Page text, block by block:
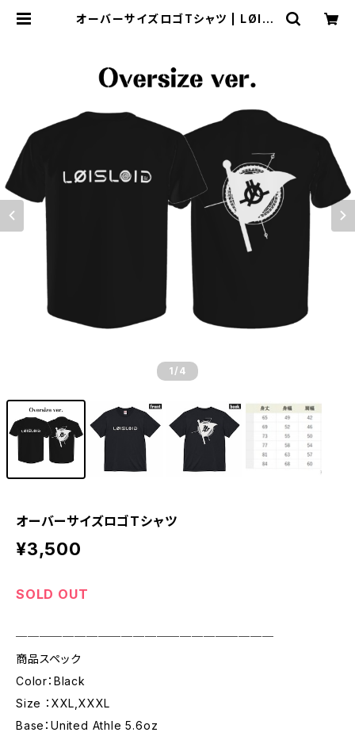
オーバーサイズロゴTシャツ | LØISL
1 /4
オーバーサイズロゴTシャツ
¥3,500
SOLD OUT
──────────────────────
商品スペック
Color：Black
Size ：XXL,XXXL
Base：United Athle 5.6oz